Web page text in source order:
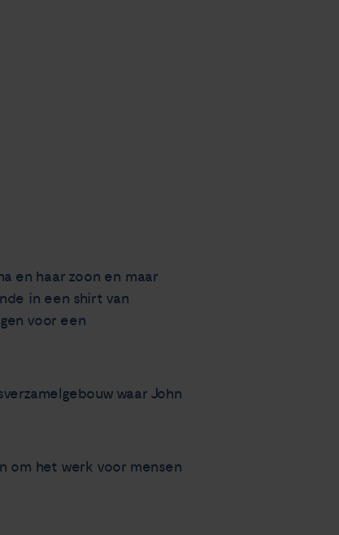
en haar zoon en maar
in een shirt van
voor een
waar John
om het werk voor mensen